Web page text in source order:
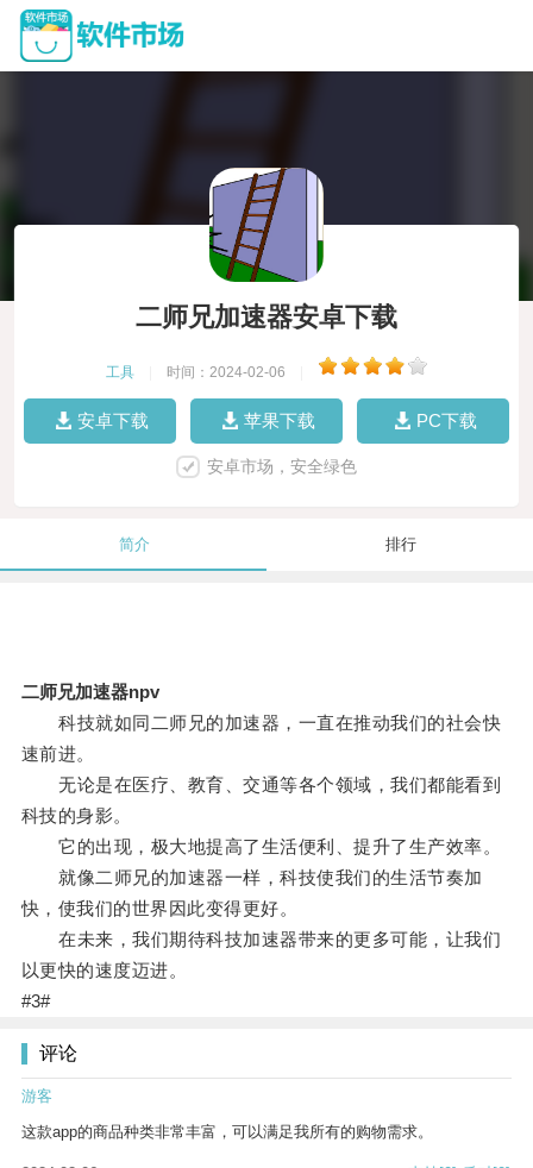
二师兄加速器安卓下载
工具 时间：2024-02-06
安卓下载 苹果下载 PC下载
安卓市场，安全绿色
简介 排行
二师兄加速器npv
科技就如同二师兄的加速器，一直在推动我们的社会快
速前进。
无论是在医疗、教育、交通等各个领域，我们都能看到
科技的身影。
它的出现，极大地提高了生活便利、提升了生产效率。
就像二师兄的加速器一样，科技使我们的生活节奏加
快，使我们的世界因此变得更好。
在未来，我们期待科技加速器带来的更多可能，让我们
以更快的速度迈进。
#3#
评论
游客
这款app的商品种类非常丰富，可以满足我所有的购物需求。